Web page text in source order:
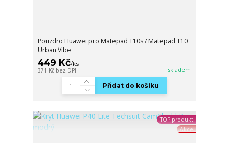
Pouzdro Huawei pro Matepad T10s / Matepad T10
Urban Vibe
449 Kč/ks
371 Kč bez DPH skladem
Přidat do košíku
TOP produkt
Akce